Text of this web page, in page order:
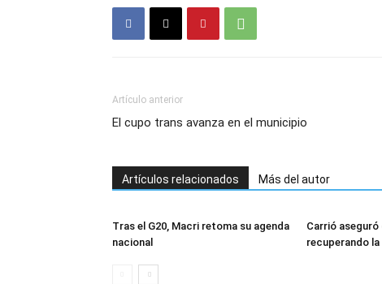
Artículo anterior
El cupo trans avanza en el municipio
Artículos relacionados Más del autor
Tras el G20, Macri retoma su agenda
nacional
Carrió aseguró
recuperando la